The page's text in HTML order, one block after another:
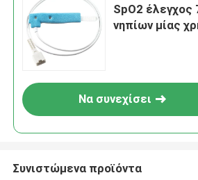
SpO2
νηπίων μίας
Να συνεχίσει
Συνιστώμενα προϊόντα